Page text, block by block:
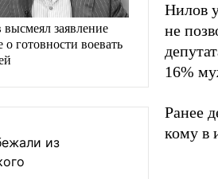
заявление
о готовности воевать
из
Нилов
не
16%
Ранее
кому в